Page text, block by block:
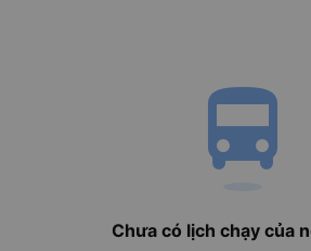
directions_bus
Chưa có lịch chạy của